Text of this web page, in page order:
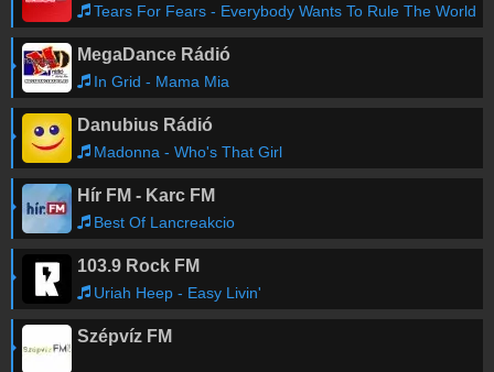
Tears For Fears - Everybody Wants To Rule The World
MegaDance Rádió
In Grid - Mama Mia
Danubius Rádió
Madonna - Who's That Girl
Hír FM - Karc FM
Best Of Lancreakcio
103.9 Rock FM
Uriah Heep - Easy Livin'
Szépvíz FM